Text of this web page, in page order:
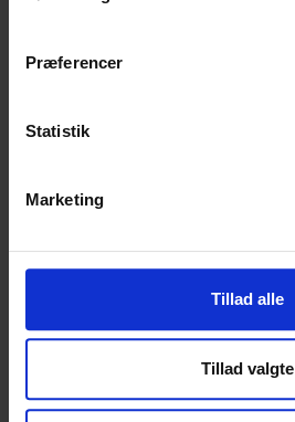
Præferencer
Statistik
Marketing
Tillad alle
Tillad valgte
Alva
Bodil
cenerentola
Eco Melange
Kos
Snefnug